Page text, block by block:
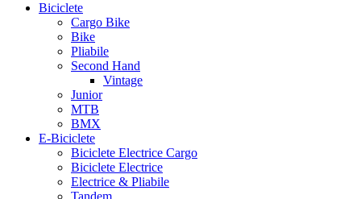
Biciclete
Cargo Bike
Bike
Pliabile
Second Hand
Vintage
Junior
MTB
BMX
E-Biciclete
Biciclete Electrice Cargo
Biciclete Electrice
Electrice & Pliabile
Tandem